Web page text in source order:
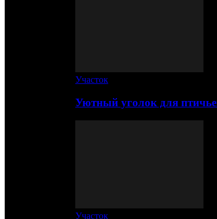
Участок
Уютный уголок для
Участок